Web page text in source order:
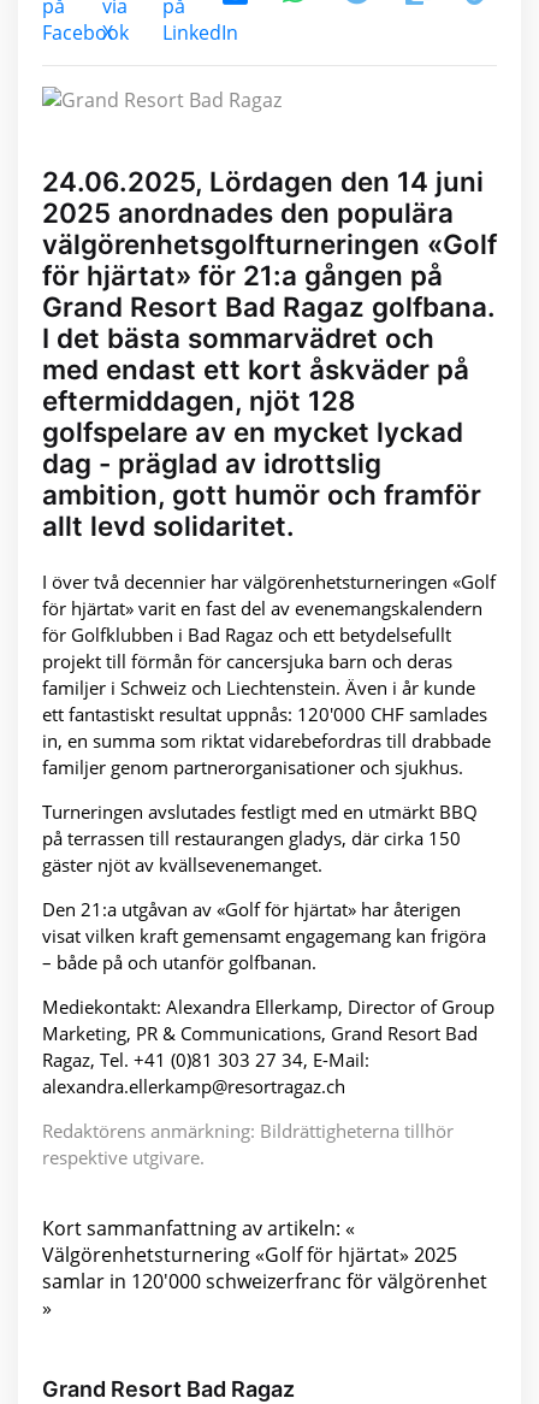
24.06.2025, Lördagen den 14 juni
2025 anordnades den populära
välgörenhetsgolfturneringen «Golf
för hjärtat» för 21:a gången på
Grand Resort Bad Ragaz golfbana.
I det bästa sommarvädret och
med endast ett kort åskväder på
eftermiddagen, njöt 128
golfspelare av en mycket lyckad
dag - präglad av idrottslig
ambition, gott humör och framför
allt levd solidaritet.
I över två decennier har välgörenhetsturneringen «Golf
för hjärtat» varit en fast del av evenemangskalendern
för Golfklubben i Bad Ragaz och ett betydelsefullt
projekt till förmån för cancersjuka barn och deras
familjer i Schweiz och Liechtenstein. Även i år kunde
ett fantastiskt resultat uppnås: 120'000 CHF samlades
in, en summa som riktat vidarebefordras till drabbade
familjer genom partnerorganisationer och sjukhus.
Turneringen avslutades festligt med en utmärkt BBQ
på terrassen till restaurangen gladys, där cirka 150
gäster njöt av kvällsevenemanget.
Den 21:a utgåvan av «Golf för hjärtat» har återigen
visat vilken kraft gemensamt engagemang kan frigöra
– både på och utanför golfbanan.
Mediekontakt: Alexandra Ellerkamp, Director of Group
Marketing, PR & Communications, Grand Resort Bad
Ragaz, Tel. +41 (0)81 303 27 34, E-Mail:
alexandra.ellerkamp@resortragaz.ch
Redaktörens anmärkning: Bildrättigheterna tillhör
respektive utgivare.
Kort sammanfattning av artikeln: «
Välgörenhetsturnering «Golf för hjärtat» 2025
samlar in 120'000 schweizerfranc för välgörenhet
»
Grand Resort Bad Ragaz